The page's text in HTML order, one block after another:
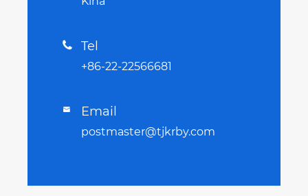
 Tel
+86-22-22566681
 Email
postmaster@tjkrby.com